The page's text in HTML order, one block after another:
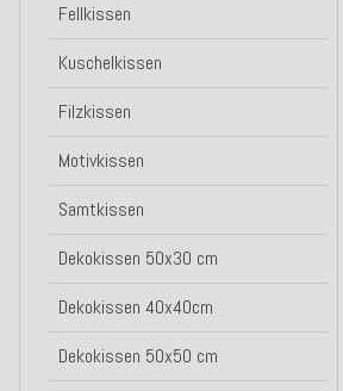
Fellkissen
Kuschelkissen
Filzkissen
Motivkissen
Samtkissen
Dekokissen 50x30 cm
Dekokissen 40x40cm
Dekokissen 50x50 cm